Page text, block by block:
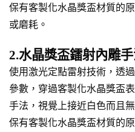
保有客製化水晶獎盃材質的
或磨耗。
2.水晶獎盃鐳射內雕
使用激光定點雷射技術，透
參數，穿過客製化水晶獎盃
手法，視覺上接近白色而且
保有客製化水晶獎盃材質的